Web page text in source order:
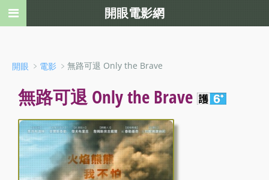
開眼 ﹥ 電影 ﹥無路可退 Only the Brave
無路可退 Only the Brave
開眼電影網